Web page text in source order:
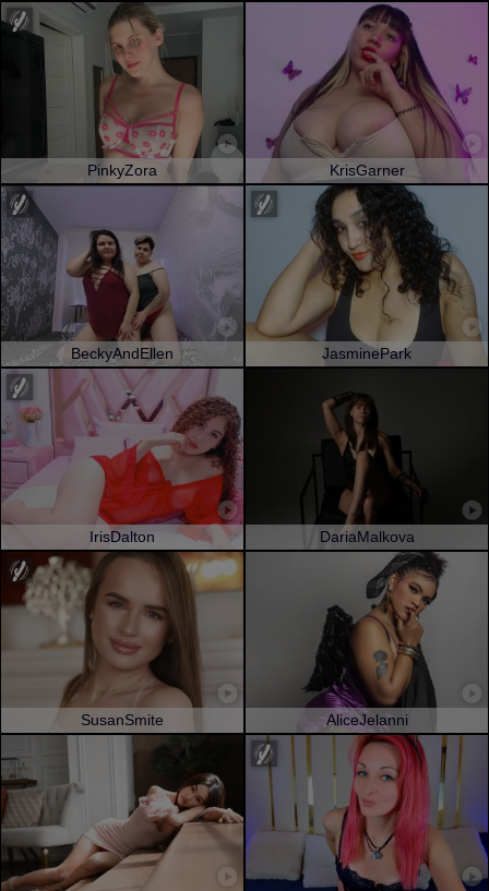
PinkyZora KrisGarner
BeckyAndEllen JasminePark
IrisDalton DariaMalkova
SusanSmite AliceJelanni